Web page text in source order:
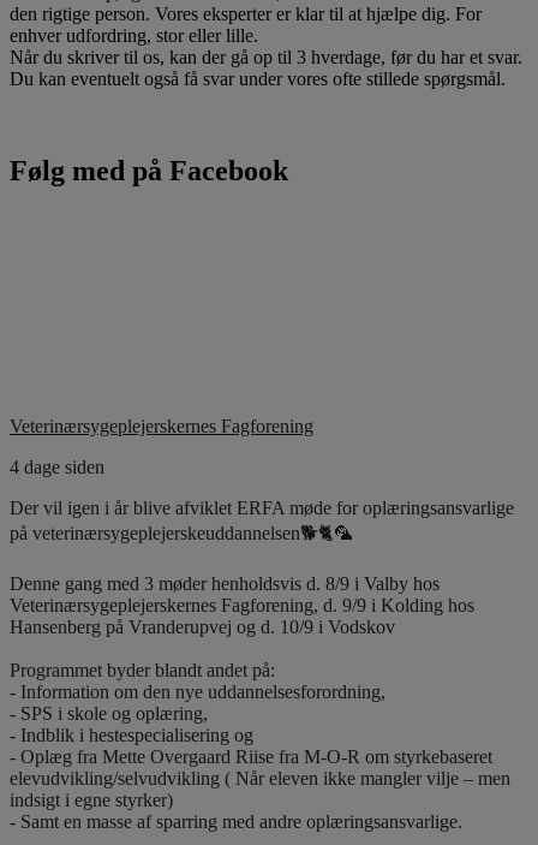
den rigtige person. Vores eksperter er klar til at hjælpe dig. For
enhver udfordring, stor eller lille.
Når du skriver til os, kan der gå op til 3 hverdage, før du har et svar.
Du kan eventuelt også få svar under vores ofte stillede spørgsmål.
Følg med på Facebook
Veterinærsygeplejerskernes Fagforening
4 dage siden
Der vil igen i år blive afviklet ERFA møde for oplæringsansvarlige
på veterinærsygeplejerskeuddannelsen🐕🐈🦜
Denne gang med 3 møder henholdsvis d. 8/9 i Valby hos
Veterinærsygeplejerskernes Fagforening, d. 9/9 i Kolding hos
Hansenberg på Vranderupvej og d. 10/9 i Vodskov
Programmet byder blandt andet på:
- Information om den nye uddannelsesforordning,
- SPS i skole og oplæring,
- Indblik i hestespecialisering og
- Oplæg fra Mette Overgaard Riise fra M-O-R om styrkebaseret
elevudvikling/selvudvikling ( Når eleven ikke mangler vilje – men
indsigt i egne styrker)
- Samt en masse af sparring med andre oplæringsansvarlige.